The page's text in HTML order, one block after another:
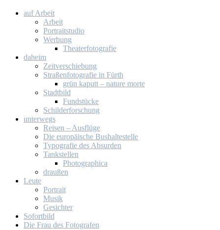
auf Ar­beit
Ar­beit
Por­trait­stu­dio
Wer­bung
Thea­ter­fo­to­gra­fie
da­heim
Zeit­ver­schie­bung
Stra­ßen­fo­to­gra­fie in Fürth
grün ka­putt – na­tu­re mor­te
Stadt­bild
Fund­stü­cke
Schil­der­for­schung
un­ter­wegs
Rei­sen – Aus­flü­ge
Die eu­ro­päi­sche Bus­hal­te­stel­le
Ty­po­gra­fie des Ab­sur­den
Tank­stel­len
Pho­to­gra­phi­ca
drau­ßen
Leu­te
Por­trait
Mu­sik
Ge­sich­ter
So­fort­bild
Die Frau des Fo­to­gra­fen